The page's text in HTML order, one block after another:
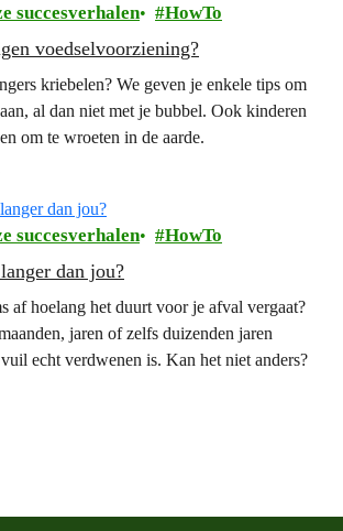
succesverhalen HowTo
voedselvoorziening?
kriebelen? We geven je enkele tips om
al dan niet met je bubbel. Ook kinderen
om te wroeten in de aarde.
succesverhalen HowTo
dan jou?
af hoelang het duurt voor je afval vergaat?
jaren of zelfs duizenden jaren
echt verdwenen is. Kan het niet anders?